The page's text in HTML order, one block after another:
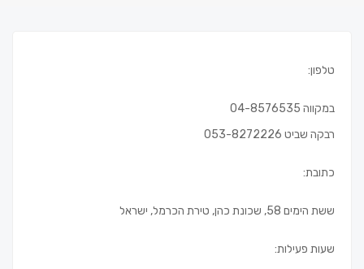
טלפון:
במקווה 04-8576535
רבקה שביט 053-8272226
כתובת:
ששת הימים 58, שכונת כהן, טירת הכרמל, ישראל
שעות פעילות: